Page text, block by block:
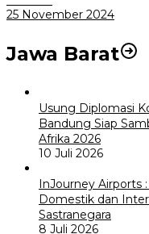
25 November 2024
Jawa Barat
Usung Diplomasi
Bandung Siap
Afrika 2026
10 Juli 2026
InJourney Airports
Domestik dan
Sastranegara
8 Juli 2026